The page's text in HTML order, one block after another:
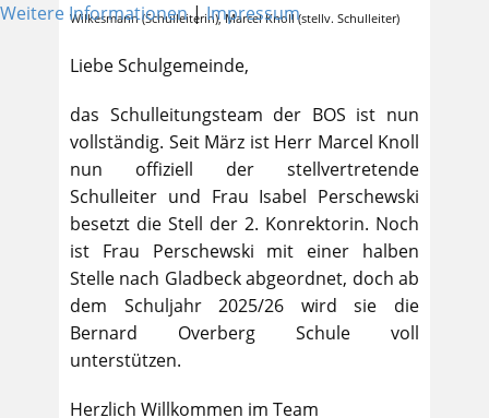
Wilkesmann (Schulleiterin), Marcel Knoll (stellv. Schulleiter)
Liebe Schulgemeinde,
das Schulleitungsteam der BOS ist nun
vollständig. Seit März ist Herr Marcel Knoll
nun offiziell der stellvertretende
Schulleiter und Frau Isabel Perschewski
besetzt die Stell der 2. Konrektorin. Noch
ist Frau Perschewski mit einer halben
Stelle nach Gladbeck abgeordnet, doch ab
dem Schuljahr 2025/26 wird sie die
Bernard Overberg Schule voll
unterstützen.
Herzlich Willkommen im Team
Weitere Informationen|Impressum